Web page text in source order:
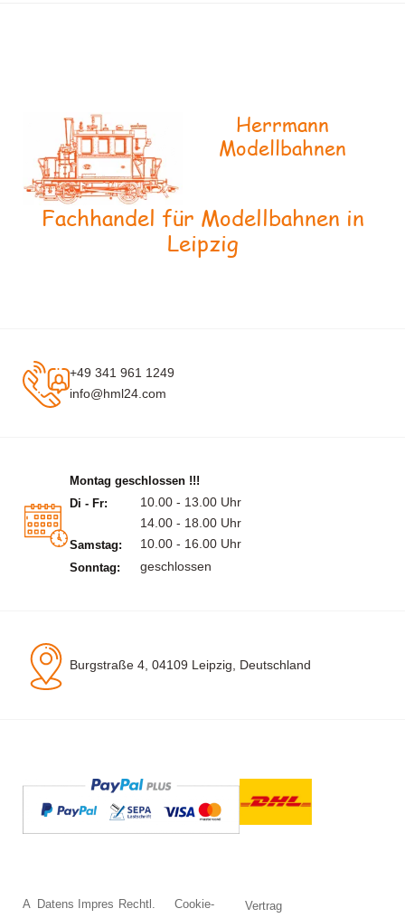
Herrmann
Modellbahnen
Fachhandel für Modellbahnen in
Leipzig
+49 341 961 1249
info@hml24.com
Montag geschlossen !!!
Di - Fr:
10.00 - 13.00 Uhr
14.00 - 18.00 Uhr
Samstag: 10.00 - 16.00 Uhr
Sonntag: geschlossen
Burgstraße 4, 04109 Leipzig, Deutschland
A Datens Impres Rechtl. Cookie- Vertrag